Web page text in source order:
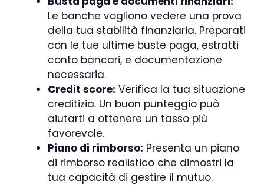
Le banche vogliono vedere una prova
della tua stabilità finanziaria. Preparati
con le tue ultime buste paga, estratti
conto bancari, e documentazione
necessaria.
Credit score: Verifica la tua situazione
creditizia. Un buon punteggio può
aiutarti a ottenere un tasso più
favorevole.
Piano di rimborso: Presenta un piano
di rimborso realistico che dimostri la
tua capacità di gestire il mutuo.